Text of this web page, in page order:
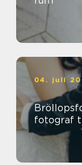
04. juli
fotograf